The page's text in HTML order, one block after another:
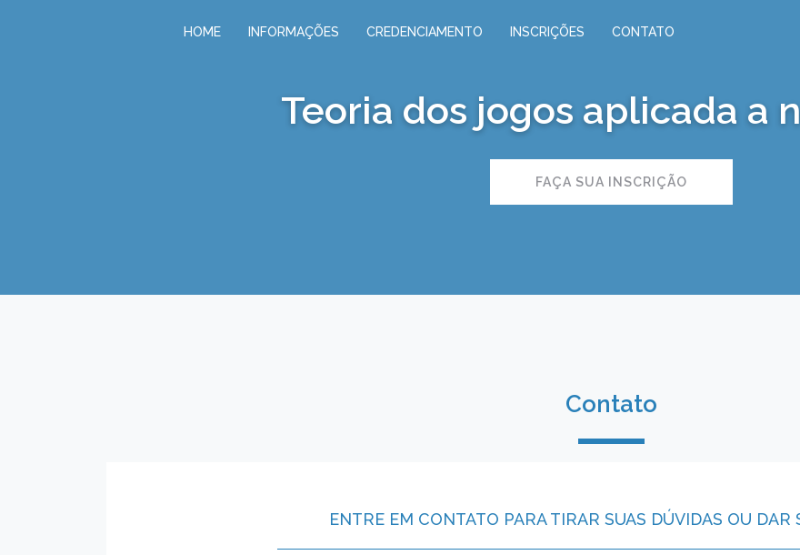
HOME INFORMAÇÕES CREDENCIAMENTO INSCRIÇÕES CONTATO
Teoria dos jogos aplicada a
FAÇA SUA INSCRIÇÃO
Contato
ENTRE EM CONTATO PARA TIRAR SUAS DÚVIDAS OU DAR